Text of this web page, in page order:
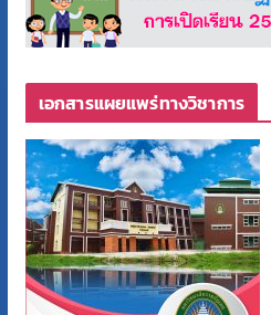
เอกสารแผยแพร่ทางวิชาการ